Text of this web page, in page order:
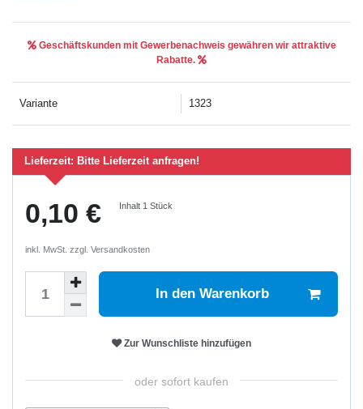
Geschäftskunden mit Gewerbenachweis gewähren wir attraktive
Rabatte.
Variante 1323
Lieferzeit: Bitte Lieferzeit anfragen!
0,10 € Inhalt1Stück
inkl. MwSt. zzgl. Versandkosten
In den Warenkorb
Zur Wunschliste hinzufügen
oder sofort kaufen